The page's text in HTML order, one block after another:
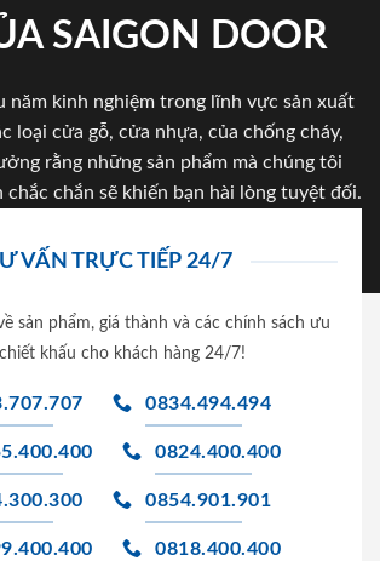
SAIGON DOOR
năm kinh nghiệm trong lĩnh vực sản xuất
loại cửa gỗ, cửa nhựa, của chống cháy,
rằng những sản phẩm mà chúng tôi
chắc chắn sẽ khiến bạn hài lòng tuyệt đối.
VẤN TRỰC TIẾP 24/7
sản phẩm, giá thành và các chính sách ưu
khấu cho khách hàng 24/7!
0834.494.494
0824.400.400
0854.901.901
0818.400.400